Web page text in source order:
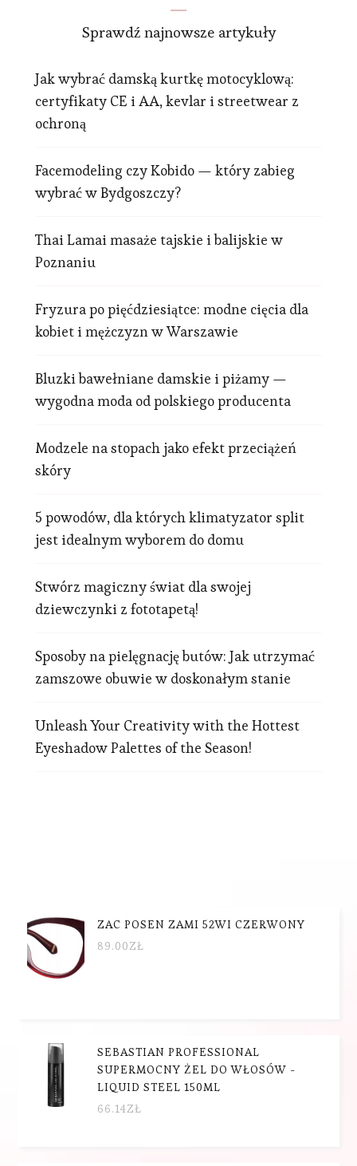
Sprawdź najnowsze artykuły
Jak wybrać damską kurtkę motocyklową:
certyfikaty CE i AA, kevlar i streetwear z
ochroną
Facemodeling czy Kobido — który zabieg
wybrać w Bydgoszczy?
Thai Lamai masaże tajskie i balijskie w
Poznaniu
Fryzura po pięćdziesiątce: modne cięcia dla
kobiet i mężczyzn w Warszawie
Bluzki bawełniane damskie i piżamy —
wygodna moda od polskiego producenta
Modzele na stopach jako efekt przeciążeń
skóry
5 powodów, dla których klimatyzator split
jest idealnym wyborem do domu
Stwórz magiczny świat dla swojej
dziewczynki z fototapetą!
Sposoby na pielęgnację butów: Jak utrzymać
zamszowe obuwie w doskonałym stanie
Unleash Your Creativity with the Hottest
Eyeshadow Palettes of the Season!
ZAC POSEN ZAMI 52WI CZERWONY
89.00ZŁ
SEBASTIAN PROFESSIONAL
SUPERMOCNY ŻEL DO WŁOSÓW -
LIQUID STEEL 150ML
66.14ZŁ